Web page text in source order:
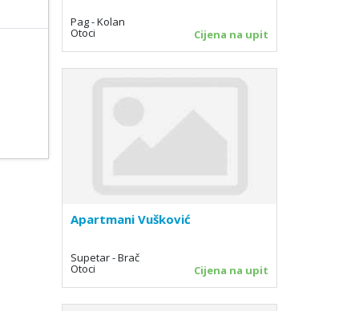
Pag - Kolan
Otoci Cijena na upit
Apartmani Vušković
Supetar - Brač
Otoci Cijena na upit